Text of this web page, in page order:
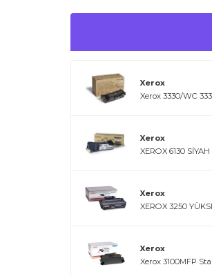
Xerox
Xerox 3330/WC
Xerox
XEROX 6130
Xerox
XEROX 3250
Xerox
Xerox 3100MFP